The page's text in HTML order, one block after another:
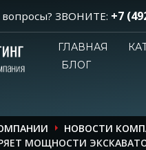
вопросы? ЗВОНИТЕ: +7
ГЛАВНАЯ
БЛОГ
НОВОСТИ
МОЩНОСТИ